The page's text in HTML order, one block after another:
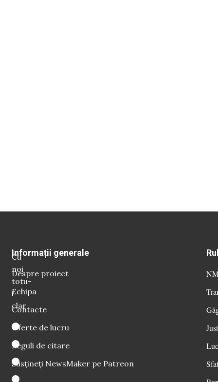
Cu
noi
totu-
i
clar
Informații generale
Despre proiect
Echipa
Contacte
Oferte de lucru
Reguli de citare
Susțineți NewsMaker pe Patreon